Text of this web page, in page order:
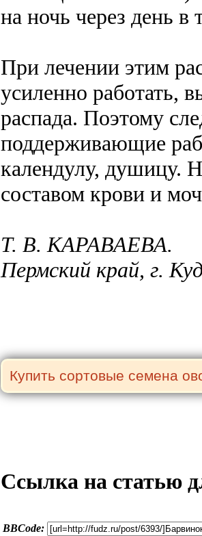
на ночь через день в
При лечении этим
усиленно работать,
распада. Поэтому
поддерживающие
календулу, душицу.
составом крови и
Т. В. КАРАВАЕВА.
Пермский край, г.
Ссылка на статью
BBCode: